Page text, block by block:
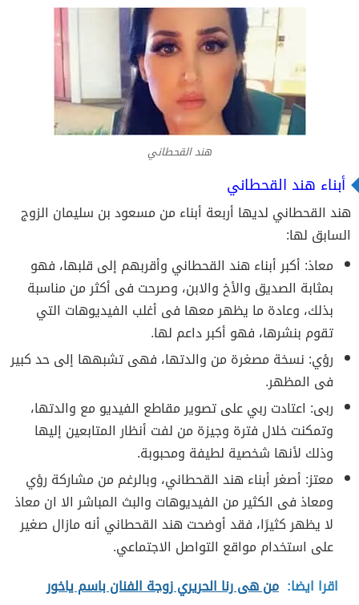
هند القحطاني
أبناء هند القحطاني
هند القحطاني لديها أربعة أبناء من مسعود بن سليمان الزوج
السابق لها:
معاذ: أكبر أبناء هند القحطاني وأقربهم إلى قلبها، فهو
بمثابة الصديق والأخ والابن، وصرحت فى أكثر من مناسبة
بذلك، وعادة ما يظهر معها فى أغلب الفيديوهات التي
تقوم بنشرها، فهو أكبر داعم لها.
رؤي: نسخة مصغرة من والدتها، فهى تشبهها إلى حد كبير
فى المظهر.
ربى: اعتادت ربي على تصوير مقاطع الفيديو مع والدتها،
وتمكنت خلال فترة وجيزة من لفت أنظار المتابعين إليها
وذلك لأنها شخصية لطيفة ومحبوبة.
معتز: أصغر أبناء هند القحطاني، وبالرغم من مشاركة رؤي
ومعاذ فى الكثير من الفيديوهات والبث المباشر الا ان معاذ
لا يظهر كثيرًا، فقد أوضحت هند القحطاني أنه مازال صغير
على استخدام مواقع التواصل الاجتماعي.
اقرا ايضا: من هى رنا الحريري زوجة الفنان باسم ياخور